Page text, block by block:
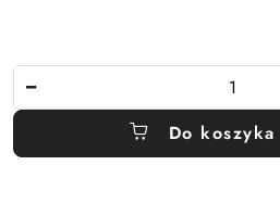
Do koszyka